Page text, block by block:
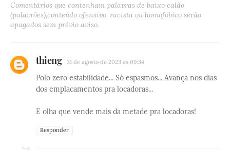
Comentários que contenham palavras de baixo calão
(palavrões),conteúdo ofensivo, racista ou homofóbico serão
apagados sem prévio aviso.
thieng 31 de agosto de 2023 às 09:34
Polo zero estabilidade... Só espasmos... Avança nos dias
dos emplacamentos pra locadoras...
E olha que vende mais da metade pra locadoras!
Responder